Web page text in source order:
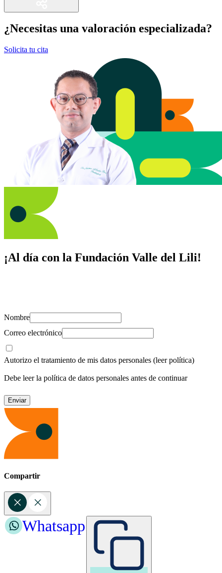
¿Necesitas una valoración especializada?
Solicita tu cita
¡Al día con la Fundación Valle del Lili!
Nombre
Correo electrónico
Autorizo el tratamiento de mis datos personales (leer política)
Debe leer la política de datos personales antes de continuar
Compartir
Whatsapp